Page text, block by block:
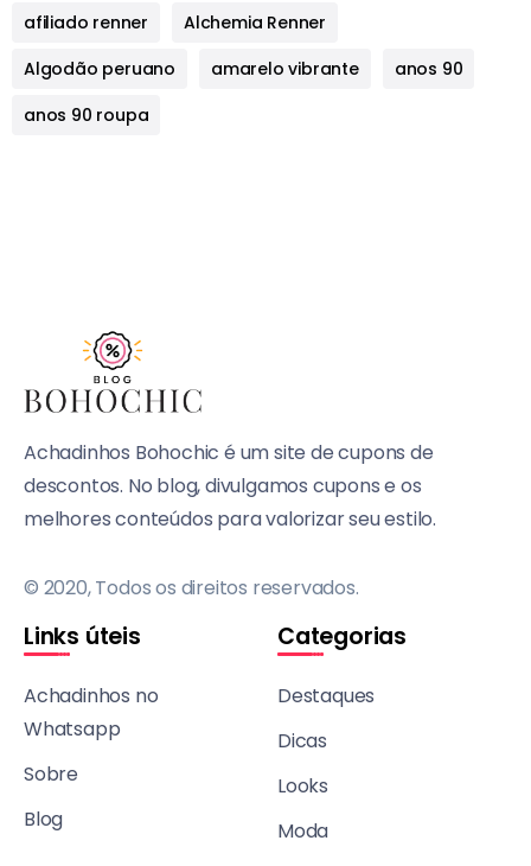
afiliado renner
Alchemia Renner
Algodão peruano
amarelo vibrante
anos 90
anos 90 roupa
Achadinhos Bohochic é um site de cupons de
descontos. No blog, divulgamos cupons e os
melhores conteúdos para valorizar seu estilo.
© 2020, Todos os direitos reservados.
Links úteis
Achadinhos no
Whatsapp
Sobre
Blog
Categorias
Destaques
Dicas
Looks
Moda